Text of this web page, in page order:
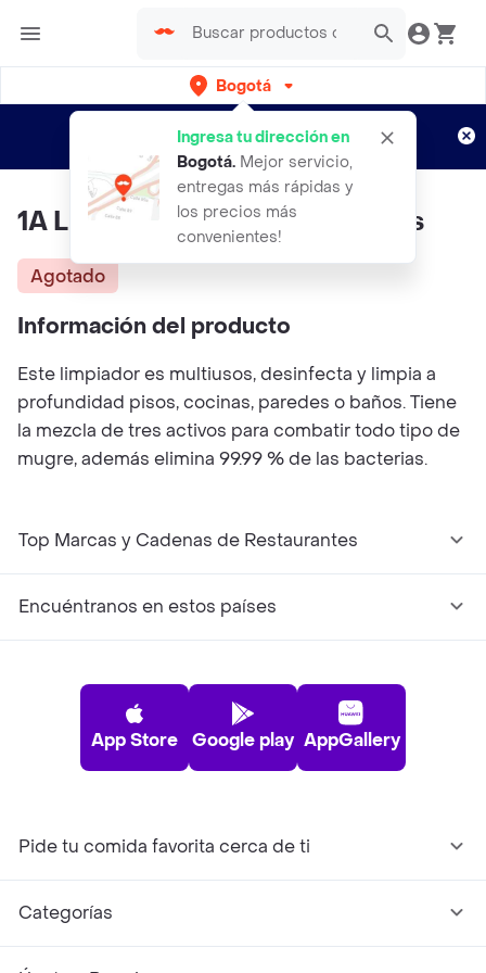
Bogotá
Ingresa tu dirección en
Bogotá. Mejor servicio,
entregas más rápidas y
los precios más
convenientes!
envíos gratis por semanas
Aplican TyC
1A Limpiapisos Multiusos Citrus
Agotado
Información del producto
Este limpiador es multiusos, desinfecta y limpia a
profundidad pisos, cocinas, paredes o baños. Tiene
la mezcla de tres activos para combatir todo tipo de
mugre, además elimina 99.99 % de las bacterias.
Top Marcas y Cadenas de Restaurantes
Encuéntranos en estos países
App Store Google play AppGallery
Pide tu comida favorita cerca de ti
Categorías